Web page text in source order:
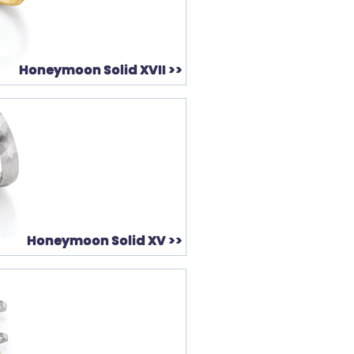
Honeymoon Solid XVII >>
Honeymoon Solid XV >>